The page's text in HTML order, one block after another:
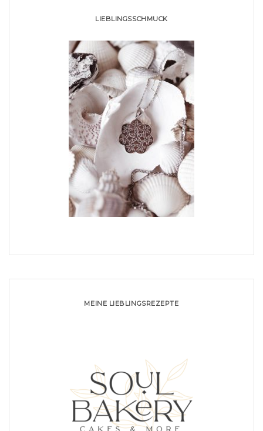
LIEBLINGSSCHMUCK
MEINE LIEBLINGSREZEPTE